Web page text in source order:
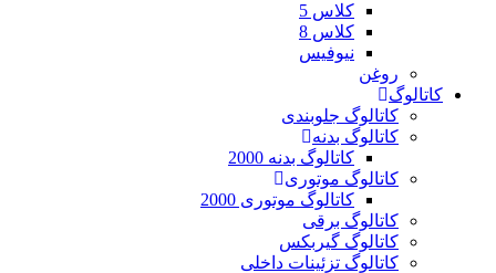
کلاس 5
کلاس 8
نیوفیس
روغن
کاتالوگ
کاتالوگ جلوبندی
کاتالوگ بدنه
کاتالوگ بدنه 2000
کاتالوگ موتوری
کاتالوگ موتوری 2000
کاتالوگ برقی
کاتالوگ گیربکس
کاتالوگ تزئینات داخلی